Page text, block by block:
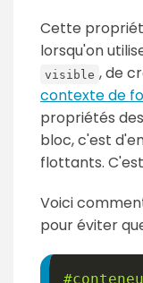
Cette
lorsqu'on
visible , de
contexte de
propriétés
bloc, c'est
flottants.
Voici
pour éviter